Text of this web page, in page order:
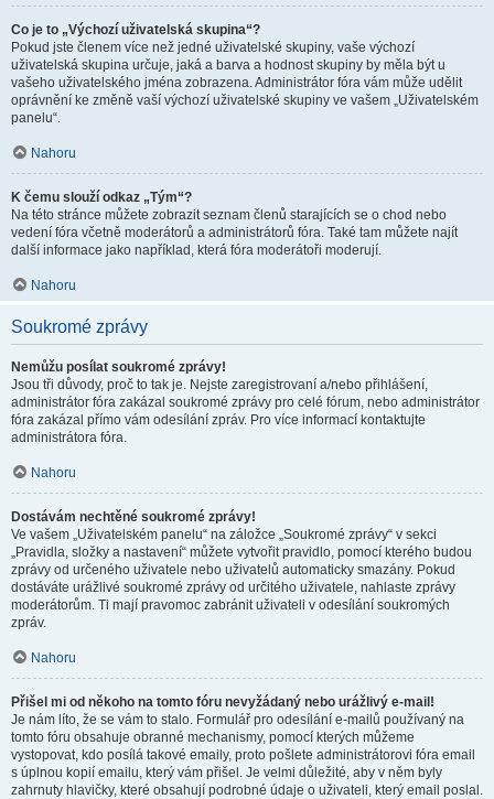
Co je to „Výchozí uživatelská skupina“?
Pokud jste členem více než jedné uživatelské skupiny, vaše výchozí
uživatelská skupina určuje, jaká a barva a hodnost skupiny by měla být u
vašeho uživatelského jména zobrazena. Administrátor fóra vám může udělit
oprávnění ke změně vaší výchozí uživatelské skupiny ve vašem „Uživatelském
panelu“.
Nahoru
K čemu slouží odkaz „Tým“?
Na této stránce můžete zobrazit seznam členů starajících se o chod nebo
vedení fóra včetně moderátorů a administrátorů fóra. Také tam můžete najít
další informace jako například, která fóra moderátoři moderují.
Nahoru
Soukromé zprávy
Nemůžu posílat soukromé zprávy!
Jsou tři důvody, proč to tak je. Nejste zaregistrovaní a/nebo přihlášení,
administrátor fóra zakázal soukromé zprávy pro celé fórum, nebo administrátor
fóra zakázal přímo vám odesílání zpráv. Pro více informací kontaktujte
administrátora fóra.
Nahoru
Dostávám nechtěné soukromé zprávy!
Ve vašem „Uživatelském panelu“ na záložce „Soukromé zprávy“ v sekci
„Pravidla, složky a nastavení“ můžete vytvořit pravidlo, pomocí kterého budou
zprávy od určeného uživatele nebo uživatelů automaticky smazány. Pokud
dostáváte urážlivé soukromé zprávy od určitého uživatele, nahlaste zprávy
moderátorům. Ti mají pravomoc zabránit uživateli v odesílání soukromých
zpráv.
Nahoru
Přišel mi od někoho na tomto fóru nevyžádaný nebo urážlivý e-mail!
Je nám líto, že se vám to stalo. Formulář pro odesílání e-mailů používaný na
tomto fóru obsahuje obranné mechanismy, pomocí kterých můžeme
vystopovat, kdo posílá takové emaily, proto pošlete administrátorovi fóra email
s úplnou kopií emailu, který vám přišel. Je velmi důležité, aby v něm byly
zahrnuty hlavičky, které obsahují podrobné údaje o uživateli, který email poslal.